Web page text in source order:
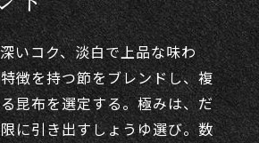
いコク、淡白で上品な味わ
徴を持つ節をブレンドし、複
昆布を選定する。極みは、だ
に引き出すしょうゆ選び。数